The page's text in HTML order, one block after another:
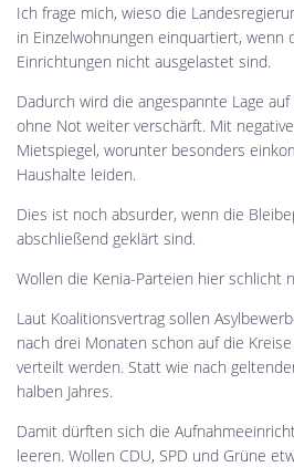
Ich frage mich, wieso die
in Einzelwohnungen einquartiert, wenn
Einrichtungen nicht ausgelastet sind.
Dadurch wird die angespannte Lage
ohne Not weiter verschärft. Mit
Mietspiegel, worunter besonders
Haushalte leiden.
Dies ist noch absurder, wenn die
abschließend geklärt sind.
Wollen die Kenia-Parteien hier schlicht
Laut Koalitionsvertrag sollen
nach drei Monaten schon auf die
verteilt werden. Statt wie nach
halben Jahres.
Damit dürften sich die
leeren. Wollen CDU, SPD und Grüne